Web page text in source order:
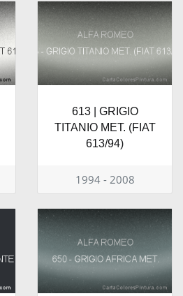
613 | GRIGIO
TITANIO MET. (FIAT
613/94)
1994 - 2008